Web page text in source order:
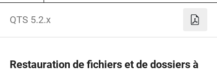
QTS 5.2.x
Restauration de fichiers et de dossiers à